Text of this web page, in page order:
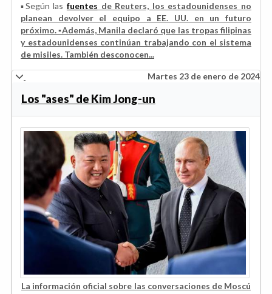
▪️Según las fuentes de Reuters, los estadounidenses no
planean devolver el equipo a EE. UU. en un futuro
próximo. ▪️Además, Manila declaró que las tropas filipinas
y estadounidenses continúan trabajando con el sistema
de misiles. También desconocen...
Martes 23 de enero de 2024
Los "ases" de Kim Jong-un
La información oficial sobre las conversaciones de Moscú